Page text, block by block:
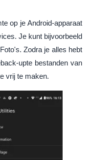
op je Android-apparaat
Je kunt bijvoorbeeld
Zodra je alles hebt
upte bestanden van
vrij te maken.